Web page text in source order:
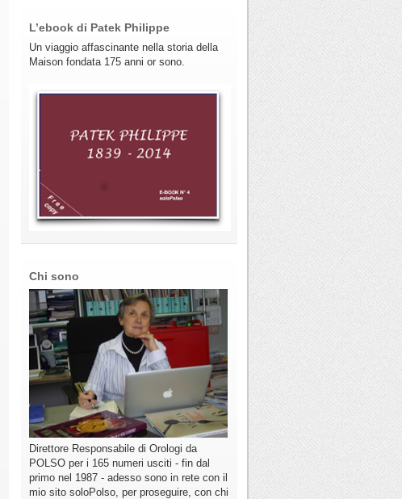
L’ebook di Patek Philippe
Un viaggio affascinante nella storia della
Maison fondata 175 anni or sono.
Chi sono
Direttore Responsabile di Orologi da
POLSO per i 165 numeri usciti - fin dal
primo nel 1987 - adesso sono in rete con il
mio sito soloPolso, per proseguire, con chi